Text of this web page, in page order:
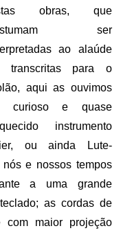
obras, que
ser
ao alaúde
transcritas para o
aqui as ouvimos
curioso e quase
instrumento
ou ainda Lute-
e nossos tempos
a uma grande
as cordas de
maior projeção